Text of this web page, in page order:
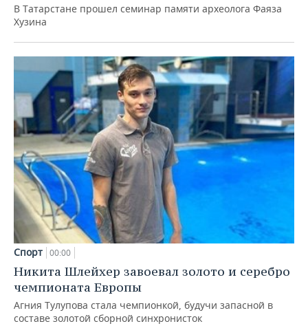
В Татарстане прошел семинар памяти археолога Фаяза
Хузина
Спорт 00:00
Никита Шлейхер завоевал золото и серебро
чемпионата Европы
Агния Тулупова стала чемпионкой, будучи запасной в
составе золотой сборной синхронисток